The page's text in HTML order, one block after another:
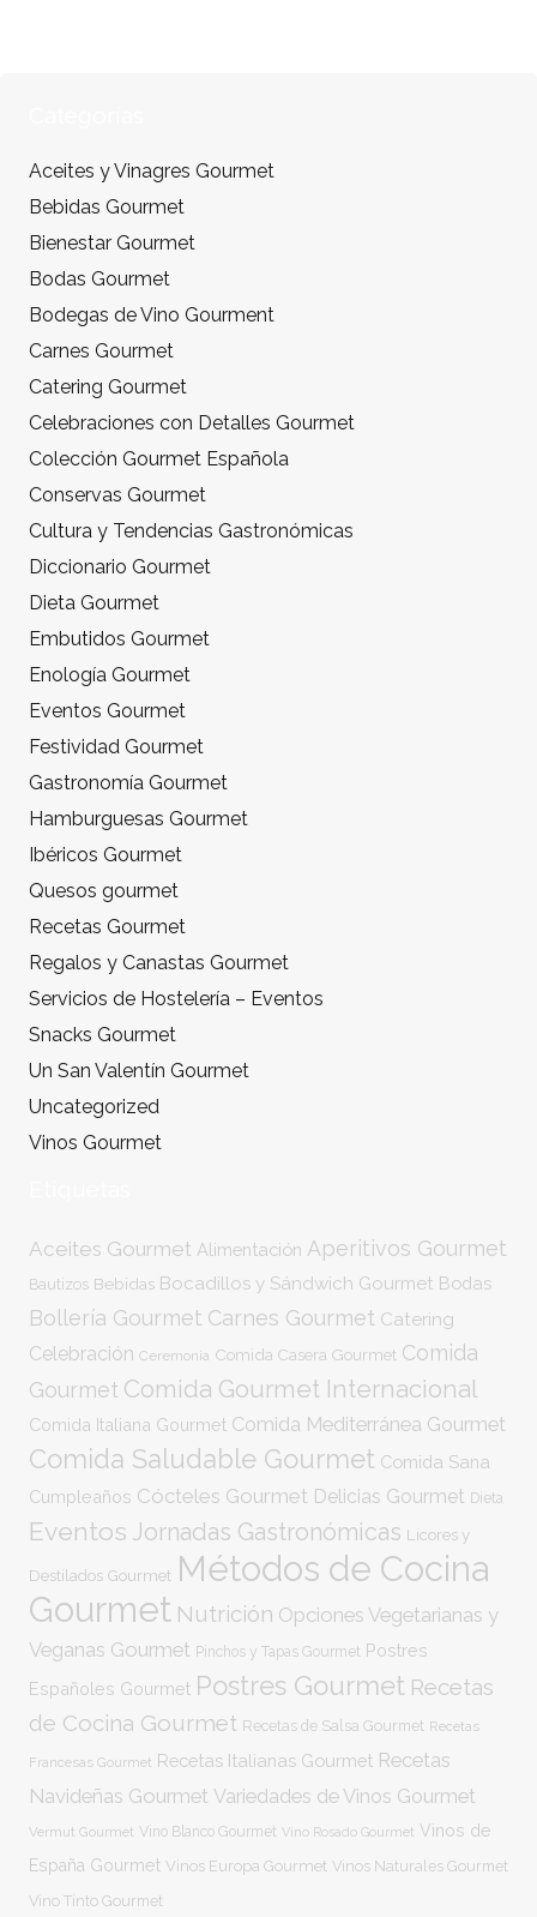
Aceites y Vinagres Gourmet
Bebidas Gourmet
Bienestar Gourmet
Bodas Gourmet
Bodegas de Vino Gourment
Carnes Gourmet
Catering Gourmet
Celebraciones con Detalles Gourmet
Colección Gourmet Española
Conservas Gourmet
Cultura y Tendencias Gastronómicas
Diccionario Gourmet
Dieta Gourmet
Embutidos Gourmet
Enología Gourmet
Eventos Gourmet
Festividad Gourmet
Gastronomía Gourmet
Hamburguesas Gourmet
Ibéricos Gourmet
Quesos gourmet
Recetas Gourmet
Regalos y Canastas Gourmet
Servicios de Hostelería – Eventos
Snacks Gourmet
Un San Valentín Gourmet
Uncategorized
Vinos Gourmet
Aceites Gourmet Alimentación Aperitivos Gourmet
Bautizos Bebidas Bocadillos y Sándwich Gourmet Bodas
Bollería Gourmet Carnes Gourmet Catering
Celebración Ceremonia Comida Casera Gourmet Comida
Gourmet Comida Gourmet Internacional
Comida Italiana Gourmet Comida Mediterránea Gourmet
Comida Saludable Gourmet Comida Sana
Cumpleaños Cócteles Gourmet Delicias Gourmet Dieta
Eventos Jornadas Gastronómicas Licores y
Destilados Gourmet Métodos de Cocina
Gourmet Nutrición Opciones Vegetarianas y
Veganas Gourmet Pinchos y Tapas Gourmet Postres
Españoles Gourmet Postres Gourmet Recetas
de Cocina Gourmet Recetas de Salsa Gourmet Recetas
Francesas Gourmet Recetas Italianas Gourmet Recetas
Navideñas Gourmet Variedades de Vinos Gourmet
Vermut Gourmet Vino Blanco Gourmet Vino Rosado Gourmet Vinos de
España Gourmet Vinos Europa Gourmet Vinos Naturales Gourmet
Vino Tinto Gourmet